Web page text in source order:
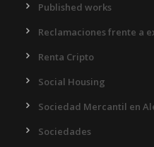
Published works
Reclamaciones frente a
Renta Cripto
Social Housing
Sociedad Mercantil en
Sociedades